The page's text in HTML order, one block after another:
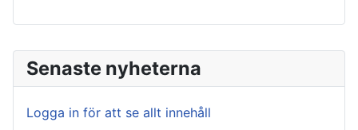
Senaste nyheterna
Logga in för att se allt innehåll